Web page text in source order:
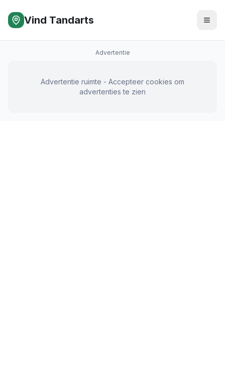
Vind Tandarts
Advertentie
Advertentie ruimte - Accepteer cookies om
advertenties te zien